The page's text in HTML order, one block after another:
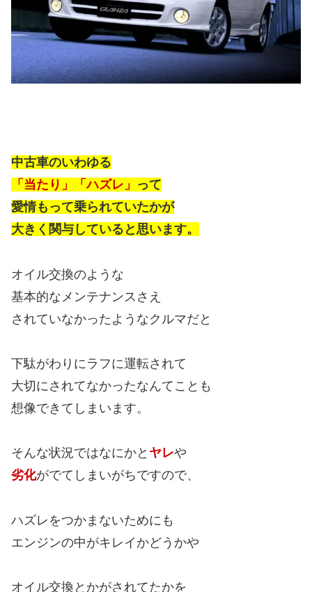
中古車のいわゆる
「当たり」「ハズレ」 って
愛情もって乗られていたかが
大きく関与していると思います。
オイル交換のような
基本的なメンテナンスさえ
されていなかったようなクルマだと
下駄がわりにラフに運転されて
大切にされてなかったなんてことも
想像できてしまいます。
そんな状況ではなにかと ヤレや
劣化がでてしまいがちですので、
ハズレをつかまないためにも
エンジンの中がキレイかどうかや
オイル交換とかがされてたかを